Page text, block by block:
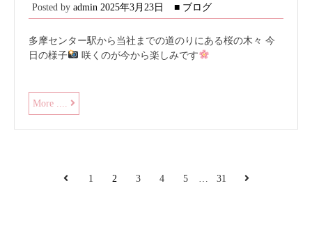
Posted by admin 2025年3月23日 ■ ブログ
多摩センター駅から当社までの道のりにある桜の木々 今
日の様子
咲くのが今から楽しみです
More .... つ
ぼ
み
Previous
1 2 3 4 5 31 Next